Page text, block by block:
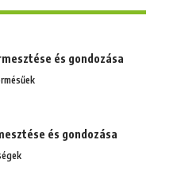
és gondozása
és gondozása